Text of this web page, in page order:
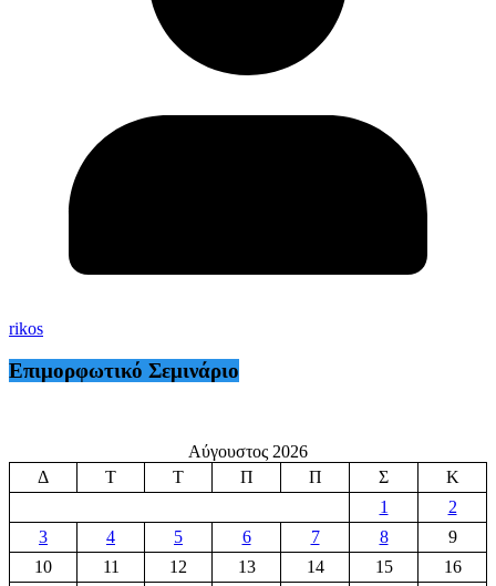
rikos
Επιμορφωτικό Σεμινάριο
Αύγουστος 2026
Δ
Τ Τ Π Π Σ
Κ
1
2
3
4 5 6 7 8
9
10
11 12 13 14 15
16